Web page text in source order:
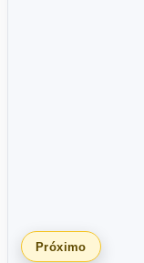
Próximo